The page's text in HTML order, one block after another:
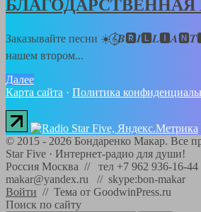
БЛАГОДАРСТВЕННАЯ
Заказывайте песни
нашем втором...
Далее
Карта сайта · Политика
© 2015 - 2026 Бондаренко Макар. Все
Star Five · Интернет-радио для души!
Россия Москва // тел +7 962 936-16-
makar@yandex.ru // skype:bon-makar
Войти // Тема от GoodwinPress.ru
Поиск по сайту